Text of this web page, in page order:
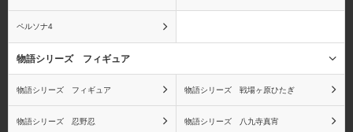
ペルソナ4
物語シリーズ フィギュア
物語シリーズ フィギュア 物語シリーズ 戦場ヶ原ひたぎ
物語シリーズ 忍野忍 物語シリーズ 八九寺真宵